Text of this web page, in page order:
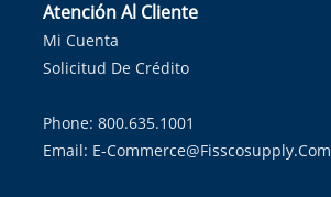
Atención Al Cliente
Mi Cuenta
Solicitud De Crédito
Phone: 800.635.1001
Email: E-Commerce@fisscosupply.com